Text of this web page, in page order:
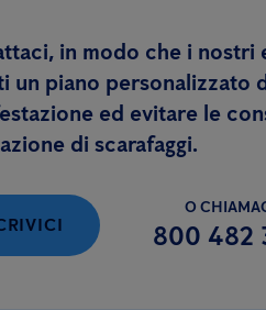
in modo che i nostri
un piano personalizzato
ed evitare le
di scarafaggi.
O
800 482